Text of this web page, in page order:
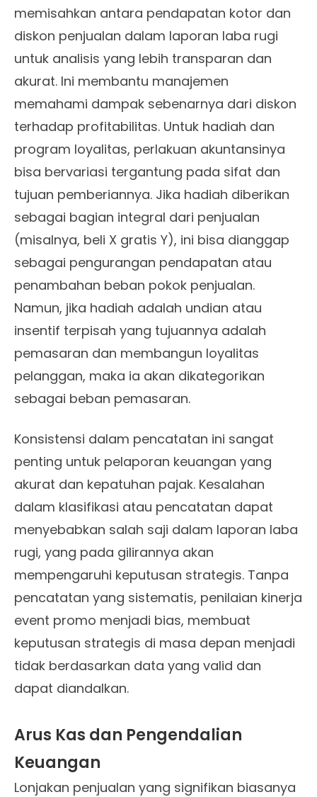
memisahkan antara pendapatan kotor dan
diskon penjualan dalam laporan laba rugi
untuk analisis yang lebih transparan dan
akurat. Ini membantu manajemen
memahami dampak sebenarnya dari diskon
terhadap profitabilitas. Untuk hadiah dan
program loyalitas, perlakuan akuntansinya
bisa bervariasi tergantung pada sifat dan
tujuan pemberiannya. Jika hadiah diberikan
sebagai bagian integral dari penjualan
(misalnya, beli X gratis Y), ini bisa dianggap
sebagai pengurangan pendapatan atau
penambahan beban pokok penjualan.
Namun, jika hadiah adalah undian atau
insentif terpisah yang tujuannya adalah
pemasaran dan membangun loyalitas
pelanggan, maka ia akan dikategorikan
sebagai beban pemasaran.
Konsistensi dalam pencatatan ini sangat
penting untuk pelaporan keuangan yang
akurat dan kepatuhan pajak. Kesalahan
dalam klasifikasi atau pencatatan dapat
menyebabkan salah saji dalam laporan laba
rugi, yang pada gilirannya akan
mempengaruhi keputusan strategis. Tanpa
pencatatan yang sistematis, penilaian kinerja
event promo menjadi bias, membuat
keputusan strategis di masa depan menjadi
tidak berdasarkan data yang valid dan
dapat diandalkan.
Arus Kas dan Pengendalian
Keuangan
Lonjakan penjualan yang signifikan biasanya